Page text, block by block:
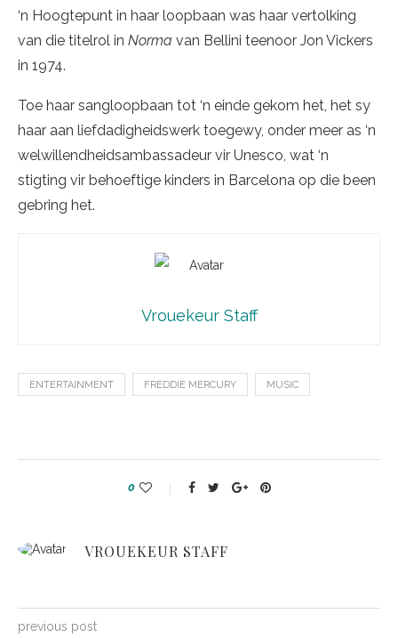
‘n Hoogtepunt in haar loopbaan was haar vertolking
van die titelrol in Norma van Bellini teenoor Jon Vickers
in 1974.
Toe haar sangloopbaan tot ‘n einde gekom het, het sy
haar aan liefdadigheidswerk toegewy, onder meer as ‘n
welwillendheidsambassadeur vir Unesco, wat ‘n
stigting vir behoeftige kinders in Barcelona op die been
gebring het.
Vrouekeur Staff
ENTERTAINMENT FREDDIE MERCURY MUSIC
0
VROUEKEUR STAFF
previous post